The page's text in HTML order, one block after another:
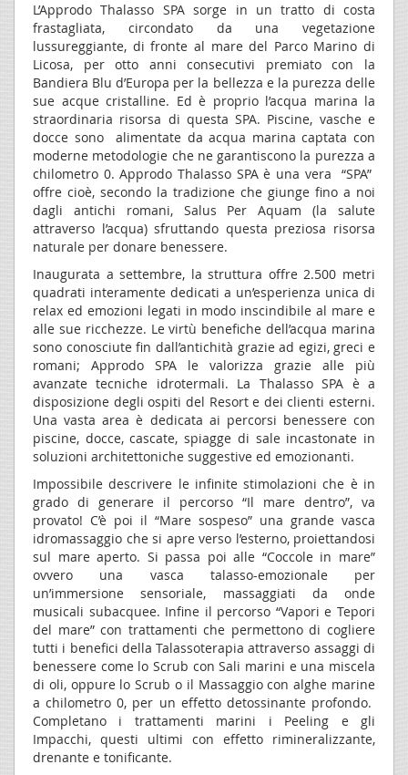
L’Approdo Thalasso SPA sorge in un tratto di costa
frastagliata, circondato da una vegetazione
lussureggiante, di fronte al mare del Parco Marino di
Licosa, per otto anni consecutivi premiato con la
Bandiera Blu d’Europa per la bellezza e la purezza delle
sue acque cristalline. Ed è proprio l’acqua marina la
straordinaria risorsa di questa SPA. Piscine, vasche e
docce sono alimentate da acqua marina captata con
moderne metodologie che ne garantiscono la purezza a
chilometro 0. Approdo Thalasso SPA è una vera “SPA”
offre cioè, secondo la tradizione che giunge fino a noi
dagli antichi romani, Salus Per Aquam (la salute
attraverso l’acqua) sfruttando questa preziosa risorsa
naturale per donare benessere.
Inaugurata a settembre, la struttura offre 2.500 metri
quadrati interamente dedicati a un’esperienza unica di
relax ed emozioni legati in modo inscindibile al mare e
alle sue ricchezze. Le virtù benefiche dell’acqua marina
sono conosciute fin dall’antichità grazie ad egizi, greci e
romani; Approdo SPA le valorizza grazie alle più
avanzate tecniche idrotermali. La Thalasso SPA è a
disposizione degli ospiti del Resort e dei clienti esterni.
Una vasta area è dedicata ai percorsi benessere con
piscine, docce, cascate, spiagge di sale incastonate in
soluzioni architettoniche suggestive ed emozionanti.
Impossibile descrivere le infinite stimolazioni che è in
grado di generare il percorso “Il mare dentro”, va
provato! C’è poi il “Mare sospeso” una grande vasca
idromassaggio che si apre verso l’esterno, proiettandosi
sul mare aperto. Si passa poi alle “Coccole in mare”
ovvero una vasca talasso-emozionale per
un’immersione sensoriale, massaggiati da onde
musicali subacquee. Infine il percorso “Vapori e Tepori
del mare” con trattamenti che permettono di cogliere
tutti i benefici della Talassoterapia attraverso assaggi di
benessere come lo Scrub con Sali marini e una miscela
di oli, oppure lo Scrub o il Massaggio con alghe marine
a chilometro 0, per un effetto detossinante profondo.
Completano i trattamenti marini i Peeling e gli
Impacchi, questi ultimi con effetto rimineralizzante,
drenante e tonificante.